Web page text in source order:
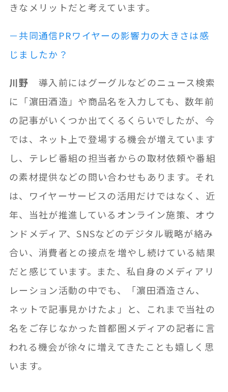
きなメリットだと考えています。
－共同通信PRワイヤーの影響力の大きさは感
じましたか？
川野 導入前にはグーグルなどのニュース検索
に「濵田酒造」や商品名を入力しても、数年前
の記事がいくつか出てくるくらいでしたが、今
では、ネット上で登場する機会が増えています
し、テレビ番組の担当者からの取材依頼や番組
の素材提供などの問い合わせもあります。それ
は、ワイヤーサービスの活用だけではなく、近
年、当社が推進しているオンライン施策、オウ
ンドメディア、SNSなどのデジタル戦略が絡み
合い、消費者との接点を増やし続けている結果
だと感じています。また、私自身のメディアリ
レーション活動の中でも、「濵田酒造さん、
ネットで記事見かけたよ」と、これまで当社の
名をご存じなかった首都圏メディアの記者に言
われる機会が徐々に増えてきたことも嬉しく思
います。